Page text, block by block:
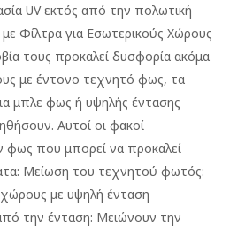
UV εκτός από την πολωτική
με Φίλτρα για Εσωτερικούς Χώρους
τους προκαλεί δυσφορία ακόμα
με έντονο τεχνητό φως, τα
μπλε φως ή υψηλής έντασης
Αυτοί οι φακοί
φως που μπορεί να προκαλεί
Μείωση του τεχνητού φωτός:
με υψηλή ένταση
την ένταση: Μειώνουν την